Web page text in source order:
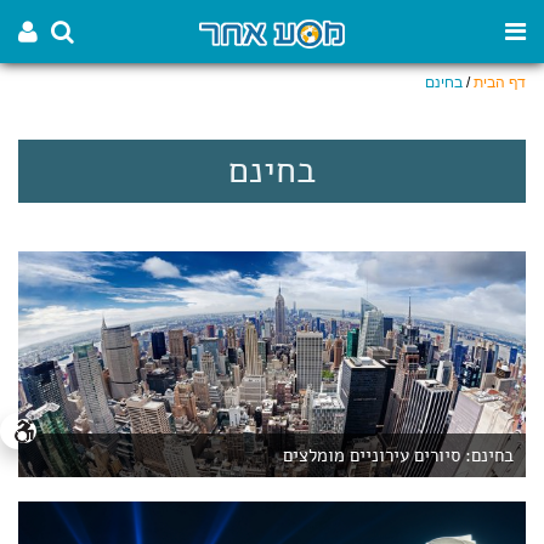
דף הבית/ בחינם
בחינם
בחינם: סיורים עירוניים מומלצים